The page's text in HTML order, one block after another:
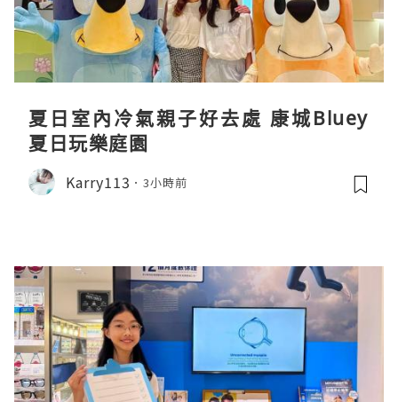
夏日室內冷氣親子好去處 康城Bluey
夏日玩樂庭園
Karry113 3小時前